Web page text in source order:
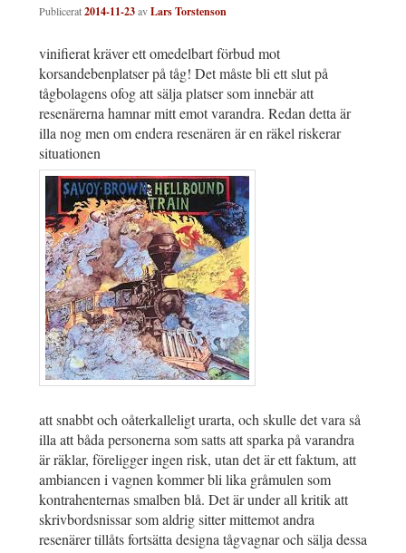
Publicerat2014-11-23avLars Torstenson
vinifierat kräver ett omedelbart förbud mot
korsandebenplatser på tåg! Det måste bli ett slut på
tågbolagens ofog att sälja platser som innebär att
resenärerna hamnar mitt emot varandra. Redan detta är
illa nog men om endera resenären är en räkel riskerar
situationen
att snabbt och oåterkalleligt urarta, och skulle det vara så
illa att båda personerna som satts att sparka på varandra
är räklar, föreligger ingen risk, utan det är ett faktum, att
ambiancen i vagnen kommer bli lika gråmulen som
kontrahenternas smalben blå. Det är under all kritik att
skrivbordsnissar som aldrig sitter mittemot andra
resenärer tillåts fortsätta designa tågvagnar och sälja dessa